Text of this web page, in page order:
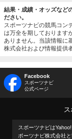
結果・成績・オッズなど
ださい。
スポーツナビの競馬コン
は万全を期しております
ありません。当該情報に
株式会社および情報提供
Facebook
スポーツナビ
公式ページ
スポーツナビは
ポーツナビ株式会社